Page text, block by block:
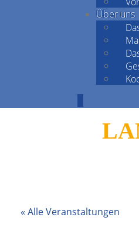
Über uns
« Alle Veranstaltungen